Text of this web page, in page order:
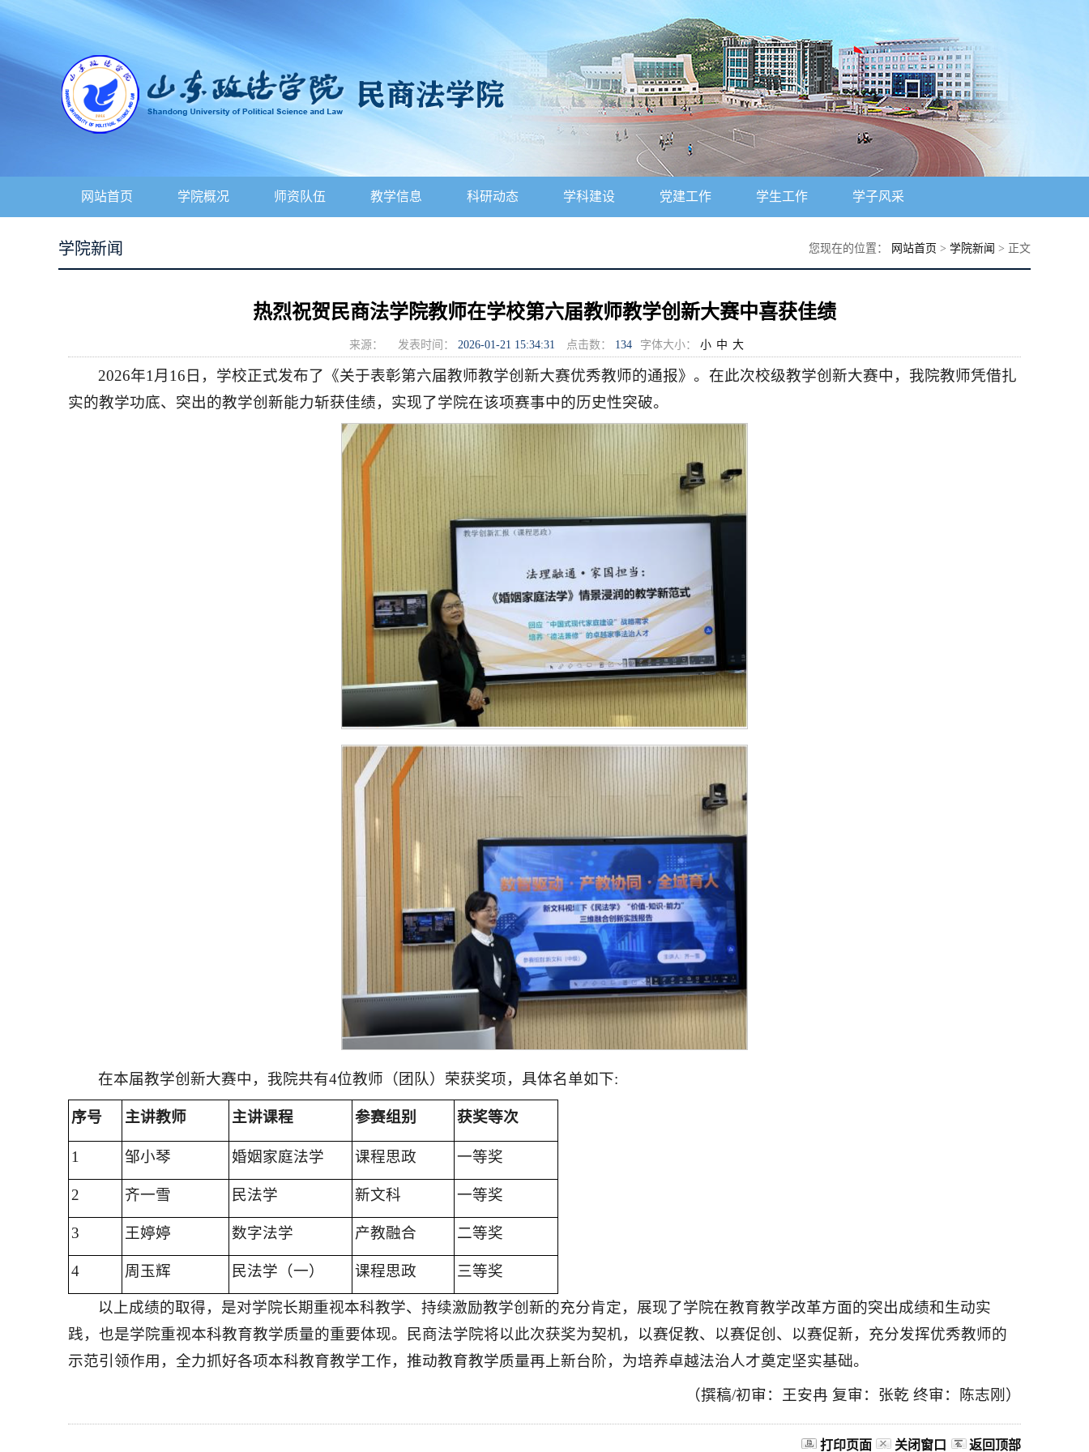
网站首页 学院概况 师资队伍 教学信息 科研动态 学科建设 党建工作 学生工作 学子风采
学院新闻 您现在的位置： 网站首页 > 学院新闻 > 正文
热烈祝贺民商法学院教师在学校第六届教师教学创新大赛中喜获佳绩
来源： 发表时间： 2026-01-21 15:34:31 点击数： 134 字体大小： 小 中 大
2026年1月16日，学校正式发布了《关于表彰第六届教师教学创新大赛优秀教师的通报》。在此次校级教学创新大赛中，我院教师凭借扎
实的教学功底、突出的教学创新能力斩获佳绩，实现了学院在该项赛事中的历史性突破。
在本届教学创新大赛中，我院共有4位教师（团队）荣获奖项，具体名单如下:
序号 主讲教师 主讲课程 参赛组别 获奖等次
1 邹小琴 婚姻家庭法学 课程思政 一等奖
2 齐一雪 民法学 新文科 一等奖
3 王婷婷 数字法学 产教融合 二等奖
4 周玉辉 民法学（一） 课程思政 三等奖
以上成绩的取得，是对学院长期重视本科教学、持续激励教学创新的充分肯定，展现了学院在教育教学改革方面的突出成绩和生动实
践，也是学院重视本科教育教学质量的重要体现。民商法学院将以此次获奖为契机，以赛促教、以赛促创、以赛促新，充分发挥优秀教师的
示范引领作用，全力抓好各项本科教育教学工作，推动教育教学质量再上新台阶，为培养卓越法治人才奠定坚实基础。
（撰稿/初审：王安冉 复审：张乾 终审：陈志刚）
打印页面 关闭窗口 返回顶部